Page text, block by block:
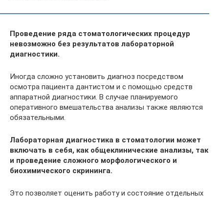
Проведение ряда стоматологических процедур
невозможно без результатов лабораторной
диагностики.
Иногда сложно установить диагноз посредством
осмотра пациента дантистом и с помощью средств
аппаратной диагностики. В случае планируемого
оперативного вмешательства анализы также являются
обязательными.
Лабораторная диагностика в стоматологии может
включать в себя, как общеклинические анализы, так
и проведение сложного морфологического и
биохимического скрининга.
Это позволяет оценить работу и состояние отдельных